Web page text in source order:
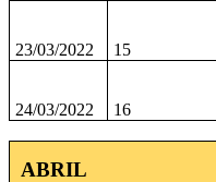
23/03/2022 15
24/03/2022 16
ABRIL